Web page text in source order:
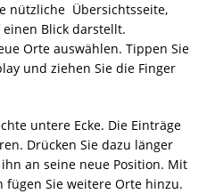
nützliche Übersichtsseite,
Blick darstellt.
Orte auswählen. Tippen Sie
und ziehen Sie die Finger
untere Ecke. Die Einträge
Drücken Sie dazu länger
an seine neue Position. Mit
fügen Sie weitere Orte hinzu.